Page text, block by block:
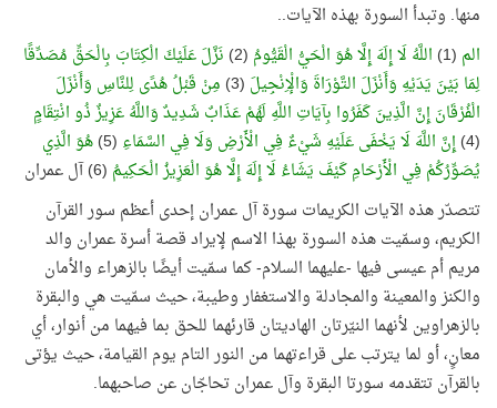
منها. وتبدأ السورة بهذه الآيات..
الم (1) اللَّهُ لَا إِلَهَ إِلَّا هُوَ الْحَيُّ الْقَيُّومُ (2)
نَزَّلَ عَلَيْكَ الْكِتَابَ بِالْحَقِّ مُصَدِّقًا
لِمَا بَيْنَ يَدَيْهِ وَأَنْزَلَ التَّوْرَاةَ وَالْإِنْجِيلَ (3)
مِنْ قَبْلُ هُدًى لِلنَّاسِ وَأَنْزَلَ
الْفُرْقَانَ إِنَّ الَّذِينَ كَفَرُوا بِآيَاتِ اللَّهِ لَهُمْ عَذَابٌ شَدِيدٌ وَاللَّهُ عَزِيزٌ ذُو انْتِقَامٍ
(4)
إِنَّ اللَّهَ لَا يَخْفَى عَلَيْهِ شَيْءٌ فِي الْأَرْضِ وَلَا فِي السَّمَاءِ (5)
هُوَ الَّذِي
يُصَوِّرُكُمْ فِي الْأَرْحَامِ كَيْفَ يَشَاءُ لَا إِلَهَ إِلَّا هُوَ الْعَزِيزُ الْحَكِيمُ (6) آل عمران
تتصدّر هذه الآيات الكريمات سورة آل عمران إحدى أعظم سور القرآن
الكريم، وسمّيت هذه السورة بهذا الاسم لإيراد قصة أسرة عمران والد
مريم أم عيسى فيها -عليهما السلام- كما سمّيت أيضًا بالزهراء والأمان
والكنز والمعينة والمجادلة والاستغفار وطيبة، حيث سمّيت هي والبقرة
بالزهراوين لأنهما النيّرتان الهاديتان قارئهما للحق بما فيهما من أنوار، أي
معانٍ، أو لما يترتب على قراءتهما من النور التام يوم القيامة، حيث يؤتى
بالقرآن تتقدمه سورتا البقرة وآل عمران تحاجّان عن صاحبهما.